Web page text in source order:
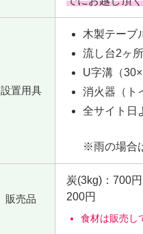
設置用具
木製テーブ
流し台2ヶ
U字溝（
消火器（ト
全サイト日
※雨の場合
販売品
炭(3kg)：700
200円
食材は販売し